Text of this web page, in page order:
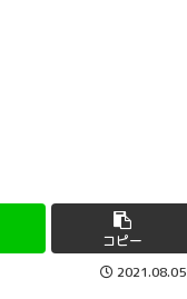
コピー
2021.08.05